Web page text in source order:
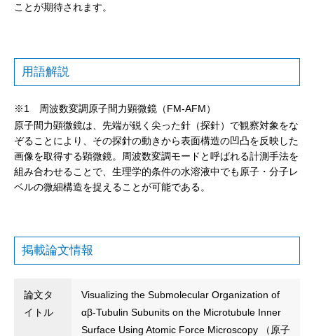
ことが期待されます。
用語解説
※1 周波数変調原子間力顕微鏡（FM-AFM）
原子間力顕微鏡は、先端が鋭く尖った針（探針）で観察対象をな
ぞることにより、その探針の動きから表面構造の凹凸を反映した
画像を取得する顕微鏡。周波数変調モードと呼ばれる計測手法を
組み合わせることで、生理学的条件の水溶液中でも原子・分子レ
ベルの微細構造を捉えることが可能である。
掲載論文情報
論文タ
イトル
Visualizing the Submolecular Organization of
αβ-Tubulin Subunits on the Microtubule Inner
Surface Using Atomic Force Microscopy （原子